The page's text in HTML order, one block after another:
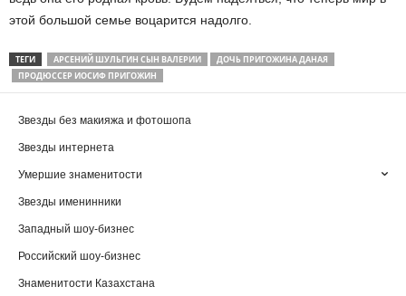
этой большой семье воцарится надолго.
ТЕГИ АРСЕНИЙ ШУЛЬГИН СЫН ВАЛЕРИИ
ДОЧЬ ПРИГОЖИНА ДАНАЯ
ПРОДЮССЕР ИОСИФ ПРИГОЖИН
Звезды без макияжа и фотошопа
Звезды интернета
Умершие знаменитости
Звезды именинники
Западный шоу-бизнес
Российский шоу-бизнес
Знаменитости Казахстана